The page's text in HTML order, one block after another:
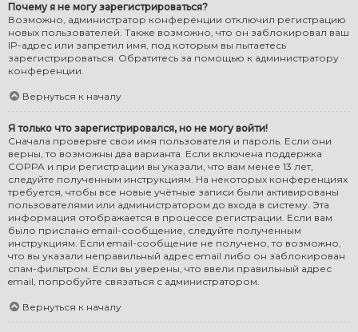
Почему я не могу зарегистрироваться?
Возможно, администратор конференции отключил регистрацию
новых пользователей. Также возможно, что он заблокировал ваш
IP-адрес или запретил имя, под которым вы пытаетесь
зарегистрироваться. Обратитесь за помощью к администратору
конференции.
Вернуться к началу
Я только что зарегистрировался, но не могу войти!
Сначала проверьте свои имя пользователя и пароль. Если они
верны, то возможны два варианта. Если включена поддержка
COPPA и при регистрации вы указали, что вам менее 13 лет,
следуйте полученным инструкциям. На некоторых конференциях
требуется, чтобы все новые учётные записи были активированы
пользователями или администратором до входа в систему. Эта
информация отображается в процессе регистрации. Если вам
было прислано email-сообщение, следуйте полученным
инструкциям. Если email-сообщение не получено, то возможно,
что вы указали неправильный адрес email либо он заблокирован
спам-фильтром. Если вы уверены, что ввели правильный адрес
email, попробуйте связаться с администратором.
Вернуться к началу